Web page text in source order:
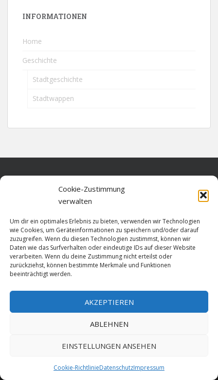
Cookie-Zustimmung
verwalten
Um dir ein optimales Erlebnis zu bieten, verwenden wir Technologien
wie Cookies, um Geräteinformationen zu speichern und/oder darauf
zuzugreifen. Wenn du diesen Technologien zustimmst, können wir
Daten wie das Surfverhalten oder eindeutige IDs auf dieser Website
verarbeiten. Wenn du deine Zustimmung nicht erteilst oder
zurückziehst, können bestimmte Merkmale und Funktionen
beeinträchtigt werden.
AKZEPTIEREN
ABLEHNEN
EINSTELLUNGEN ANSEHEN
Cookie-RichtlinieDatenschutzImpressum
INFORMATIONEN
Home
Geschichte
Stadtgeschichte
Stadtwappen
Datenschutz
Cookie-Richtlinie (EU)
Impressum
HOME
NADV